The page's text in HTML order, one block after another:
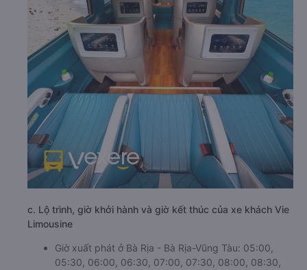
c. Lộ trình, giờ khởi hành và giờ kết thúc của xe khách Vie
Limousine
Giờ xuất phát ở Bà Rịa - Bà Rịa-Vũng Tàu: 05:00,
05:30, 06:00, 06:30, 07:00, 07:30, 08:00, 08:30,